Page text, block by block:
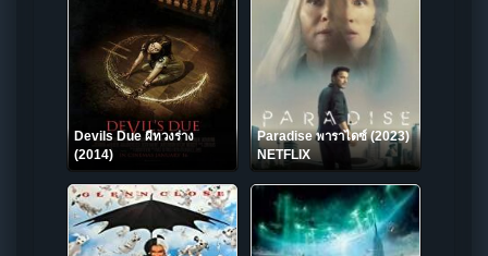
Devils Due ผีทวงร่าง
(2014)
Paradise พาราไดซ์ (2023)
NETFLIX